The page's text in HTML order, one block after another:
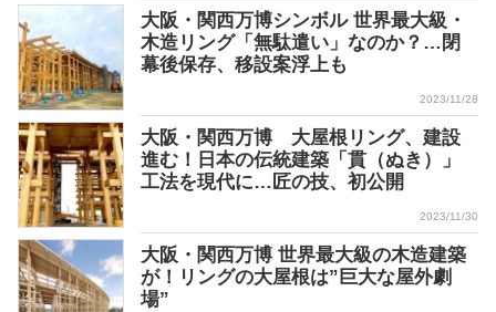
大阪・関西万博シンボル 世界最大級・
木造リング「無駄遣い」なのか？…閉
幕後保存、移設案浮上も
2023/11/28
大阪・関西万博 大屋根リング、建設
進む！日本の伝統建築「貫（ぬき）」
工法を現代に…匠の技、初公開
2023/11/30
大阪・関西万博 世界最大級の木造建築
が！リングの大屋根は”巨大な屋外劇
場”